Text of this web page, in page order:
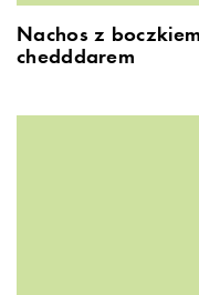
Nachos z
chedddarem